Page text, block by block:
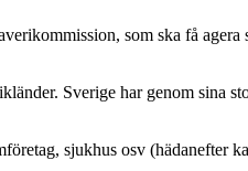
som ska få
Sverige har genom sina
sjukhus osv (hädanefter